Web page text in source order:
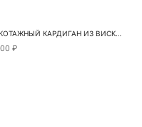
ТРИКОТАЖНЫЙ КАРДИГАН ИЗ ВИСКОЗЫ
₽